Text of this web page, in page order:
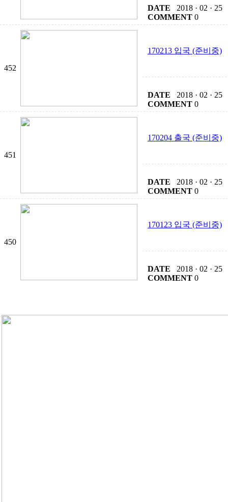
DATE 2018 · 02 · 25
COMMENT 0
452
170213 입국 (준비중)
DATE 2018 · 02 · 25
COMMENT 0
451
170204 출국 (준비중)
DATE 2018 · 02 · 25
COMMENT 0
450
170123 입국 (준비중)
DATE 2018 · 02 · 25
COMMENT 0